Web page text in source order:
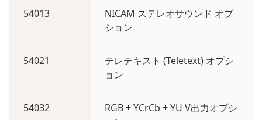
54013
NICAM ステレオサウンド オプ
ション
54021
テレテキスト (Teletext) オプシ
ョン
54032
RGB + YCrCb + YU V出力オプシ